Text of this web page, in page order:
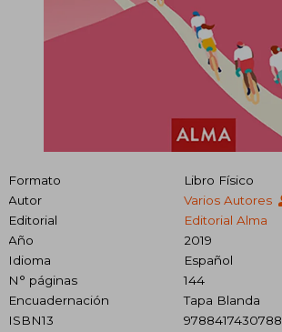
Formato
Libro Físico
Autor
Varios Autores
Editorial
Editorial Alma
Año
2019
Idioma
Español
N° páginas
144
Encuadernación
Tapa Blanda
ISBN13
9788417430788